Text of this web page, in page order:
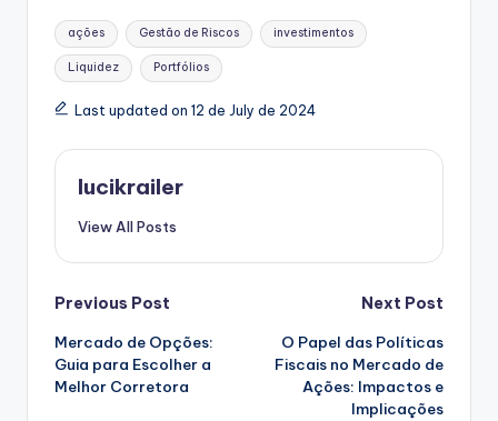
Tags:
ações Gestão de Riscos investimentos
Liquidez Portfólios
Last updated on 12 de July de 2024
lucikrailer
View All Posts
Post
navigation
Previous Post
Mercado de Opções:
Guia para Escolher a
Melhor Corretora
Next Post
O Papel das Políticas
Fiscais no Mercado de
Ações: Impactos e
Implicações